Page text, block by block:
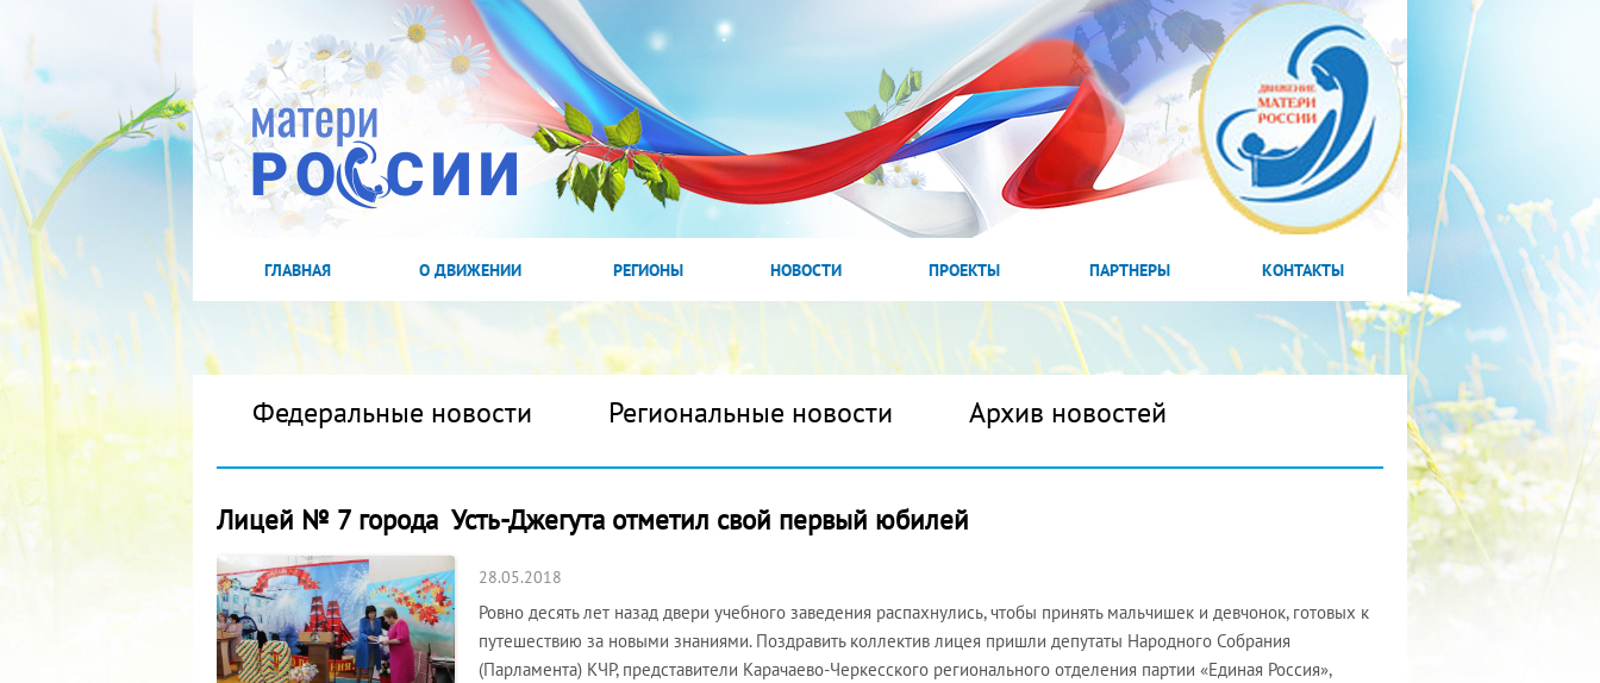
ГЛАВНАЯ О ДВИЖЕНИИ РЕГИОНЫ НОВОСТИ ПРОЕКТЫ ПАРТНЕРЫ КОНТАКТЫ
Федеральные новости Региональные новости Архив новостей
Лицей № 7 города Усть-Джегута отметил свой первый юбилей
28.05.2018
Ровно десять лет назад двери учебного заведения распахнулись, чтобы принять мальчишек и девчонок, готовых к
путешествию за новыми знаниями. Поздравить коллектив лицея пришли депутаты Народного Собрания
(Парламента) КЧР, представители Карачаево-Черкесского регионального отделения партии «Единая Россия»,